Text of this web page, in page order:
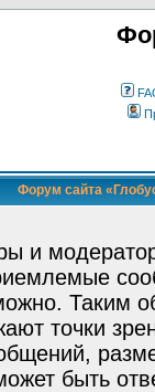
Форум сайта
и
Таким
точки
быть